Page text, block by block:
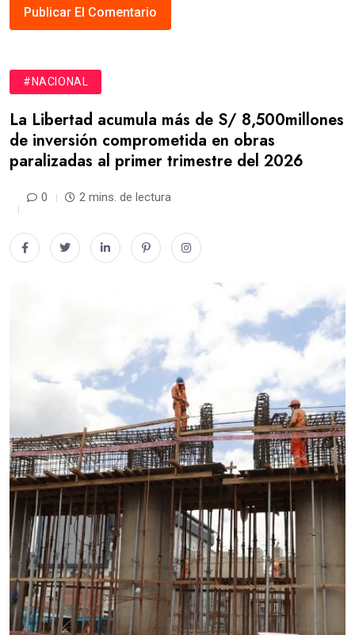
#NACIONAL
La Libertad acumula más de S/ 8,500millones
de inversión comprometida en obras
paralizadas al primer trimestre del 2026
0 2 mins. de lectura